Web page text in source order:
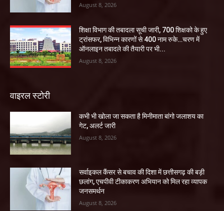
August 8, 2026
शिक्षा विभाग की तबादला सूची जारी, 700 शिक्षको के हुए
ट्रांसफर, विभिन्न कारणों से 400 नाम रुके…चरण में
ऑनलाइन तबादले की तैयारी पर भी...
August 8, 2026
वाइरल स्टोरी
कभी भी खोला जा सकता है मिनीमाता बांगो जलाशय का
गेट, अलर्ट जारी
August 8, 2026
सर्वाइकल कैंसर से बचाव की दिशा में छत्तीसगढ़ की बड़ी
छलांग, एचपीवी टीकाकरण अभियान को मिल रहा व्यापक
जनसमर्थन
August 8, 2026